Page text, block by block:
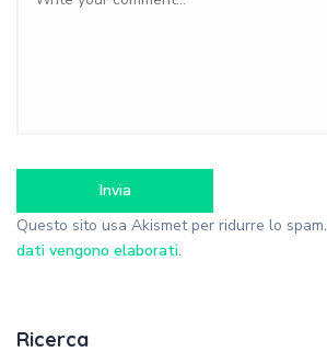
Questo sito usa Akismet per ridurre lo spam.
dati vengono elaborati.
Ricerca